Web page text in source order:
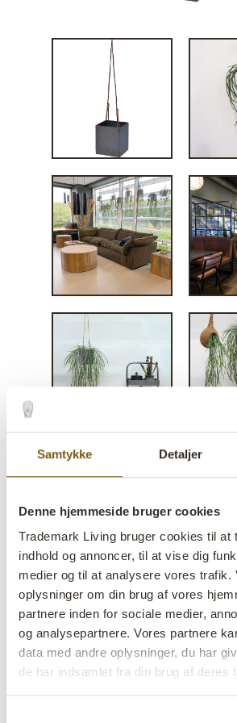
Samtykke Detaljer
Denne hjemmeside bruger cookies
Trademark Living bruger cookies til at
indhold og annoncer, til at vise dig
medier og til at analysere vores trafik.
oplysninger om din brug af vores
partnere inden for sociale medier,
og analysepartnere. Vores partnere
data med andre oplysninger, du har
de har indsamlet fra din brug af deres
Sikasso jernpotte
læderstrop